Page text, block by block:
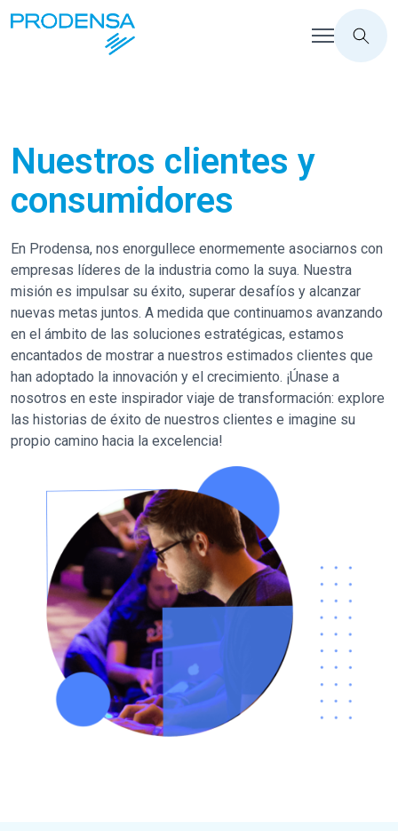
Nuestros clientes y
consumidores
En Prodensa, nos enorgullece enormemente asociarnos con
empresas líderes de la industria como la suya. Nuestra
misión es impulsar su éxito, superar desafíos y alcanzar
nuevas metas juntos. A medida que continuamos avanzando
en el ámbito de las soluciones estratégicas, estamos
encantados de mostrar a nuestros estimados clientes que
han adoptado la innovación y el crecimiento. ¡Únase a
nosotros en este inspirador viaje de transformación: explore
las historias de éxito de nuestros clientes e imagine su
propio camino hacia la excelencia!